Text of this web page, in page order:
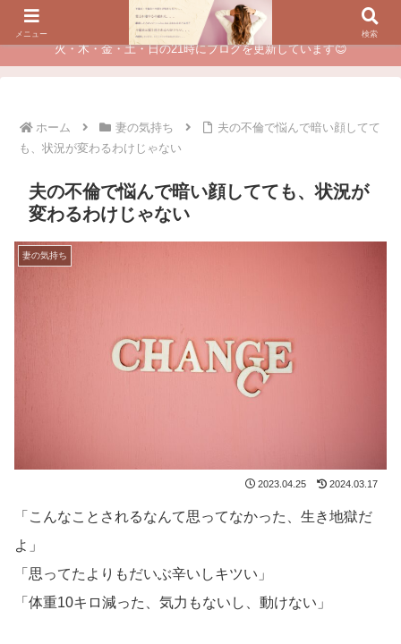
夫に不倫されたつらい経験が、あなたのチャンスに変わるカウンセリング
火・木・金・土・日の21時にブログを更新しています😊
ホーム 妻の気持ち
夫の不倫で悩んで暗い顔してて
も、状況が変わるわけじゃない
夫の不倫で悩んで暗い顔してても、状況が
変わるわけじゃない
妻の気持ち
2023.04.25 2024.03.17
「こんなことされるなんて思ってなかった、生き地獄だ
よ」
「思ってたよりもだいぶ辛いしキツい」
「体重10キロ減った、気力もないし、動けない」
メニュー 検索